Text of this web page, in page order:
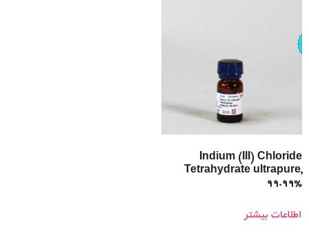
Indium (III) Chloride
Tetrahydrate ultrapure,
99.99%
اطلاعات بیشتر